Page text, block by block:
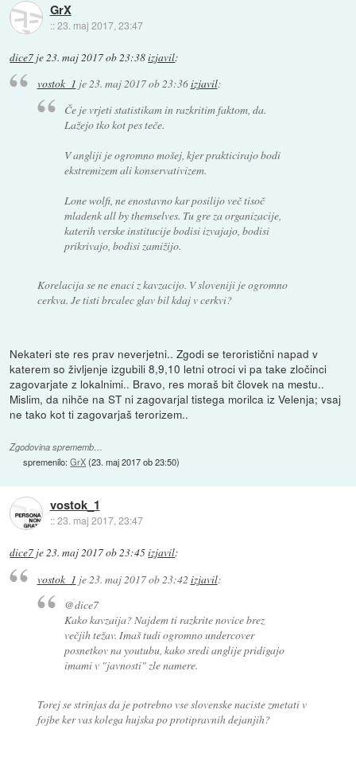
GrX
::23. maj 2017, 23:47
dice7 je23. maj 2017 ob 23:38izjavil:
vostok_1 je23. maj 2017 ob 23:36izjavil:
Če je vrjeti statistikam in razkritim faktom, da.
Lažejo tko kot pes teče.
V angliji je ogromno mošej, kjer prakticirajo bodi
ekstremizem ali konservativizem.
Lone wolfi, ne enostavno kar posilijo več tisoč
mladenk all by themselves. Tu gre za organizacije,
katerih verske institucije bodisi izvajajo, bodisi
prikrivajo, bodisi zamižijo.
Korelacija se ne enaci z kavzacijo. V sloveniji je ogromno
cerkva. Je tisti brcalec glav bil kdaj v cerkvi?
Nekateri ste res prav neverjetni.. Zgodi se teroristični napad v
katerem so življenje izgubili 8,9,10 letni otroci vi pa take zločinci
zagovarjate z lokalnimi.. Bravo, res moraš bit človek na mestu..
Mislim, da nihče na ST ni zagovarjal tistega morilca iz Velenja; vsaj
ne tako kot ti zagovarjaš terorizem..
Zgodovina sprememb…
spremenilo:GrX(23. maj 2017 ob 23:50)
vostok_1
::23. maj 2017, 23:47
dice7 je23. maj 2017 ob 23:45izjavil:
vostok_1 je 23. maj 2017 ob 23:42 izjavil:
@dice7
Kako kavzaija? Najdem ti razkrite novice brez
večjih težav. Imaš tudi ogromno undercover
posnetkov na youtubu, kako sredi anglije pridigajo
imami v "javnosti" zle namere.
Torej se strinjas da je potrebno vse slovenske naciste zmetati v
fojbe ker vas kolega hujska po protipravnih dejanjih?